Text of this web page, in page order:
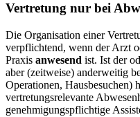
Vertretung nur bei
Die Organisation einer
verpflichtend, wenn der Arzt
Praxis anwesend ist. Ist der
aber (zeitweise) anderweitig
Operationen, Hausbesuchen)
vertretungsrelevante
genehmigungspflichtige